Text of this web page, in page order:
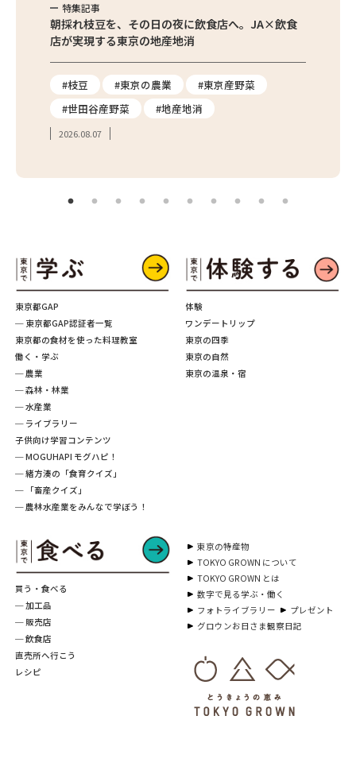
特集記事
朝採れ枝豆を、その日の夜に飲食店へ。JA×飲食
店が実現する東京の地産地消
#枝豆 #東京の農業
#東京産野菜
#世田谷産野菜
#地産地消
2026.08.07
東京都GAP
─ 東京都GAP認証者一覧
東京都の食材を使った料理教室
働く・学ぶ
─ 農業
─ 森林・林業
─ 水産業
─ ライブラリー
子供向け学習コンテンツ
─ MOGUHAPI モグハピ！
─ 緒方湊の「食育クイズ」
─ 「畜産クイズ」
─ 農林水産業をみんなで学ぼう！
買う・食べる
─ 加工品
─ 販売店
─ 飲食店
直売所へ行こう
レシピ
体験
ワンデートリップ
東京の四季
東京の自然
東京の温泉・宿
東京の特産物
TOKYO GROWN について
TOKYO GROWN とは
数字で見る学ぶ・働く
フォトライブラリー
プレゼント
グロウンお日さま観察日記